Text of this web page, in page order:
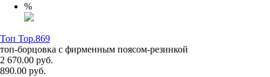
%
Топ Top.869
топ-борцовка с фирменным поясом-резинкой
2 670.00 руб.
890.00 руб.